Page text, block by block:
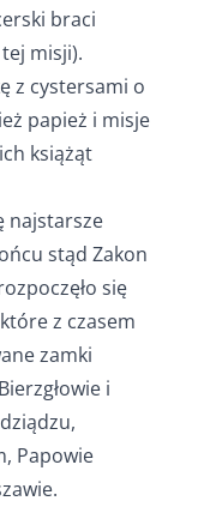
braci
misji).
z cystersami o
papież i misje
książąt
najstarsze
stąd Zakon
się
z czasem
zamki
i
Papowie